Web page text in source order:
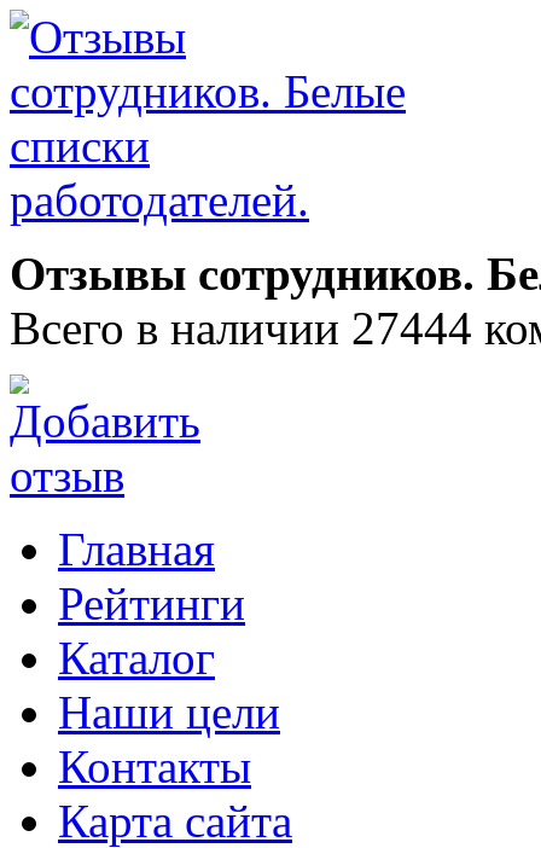
Отзывы сотрудников.
Всего в наличии 27444
Главная
Рейтинги
Каталог
Наши цели
Контакты
Карта сайта